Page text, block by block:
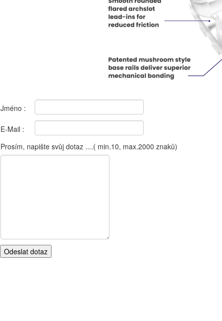
Jméno :
E-Mail :
Prosím, napište svůj dotaz ....( min.10, max.2000 znaků)